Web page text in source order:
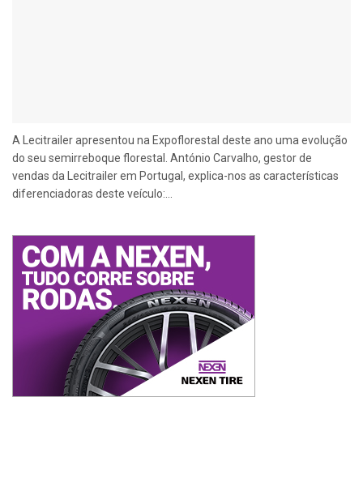
A Lecitrailer apresentou na Expoflorestal deste ano uma evolução
do seu semirreboque florestal. António Carvalho, gestor de
vendas da Lecitrailer em Portugal, explica-nos as características
diferenciadoras deste veículo:...